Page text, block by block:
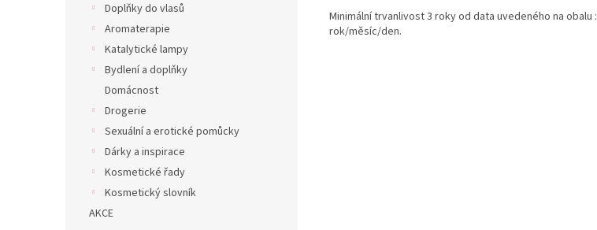
Doplňky do vlasů
Aromaterapie
Katalytické lampy
Bydlení a doplňky
Domácnost
Drogerie
Sexuální a erotické pomůcky
Dárky a inspirace
Kosmetické řady
Kosmetický slovník
AKCE
Minimální trvanlivost 3 roky od data uvedeného na obalu :
rok/měsíc/den.